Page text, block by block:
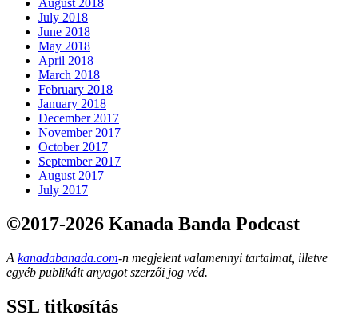
August 2018
July 2018
June 2018
May 2018
April 2018
March 2018
February 2018
January 2018
December 2017
November 2017
October 2017
September 2017
August 2017
July 2017
©2017-2026 Kanada Banda Podcast
A kanadabanada.com-n megjelent valamennyi tartalmat, illetve
egyéb publikált anyagot szerzői jog véd.
SSL titkosítás